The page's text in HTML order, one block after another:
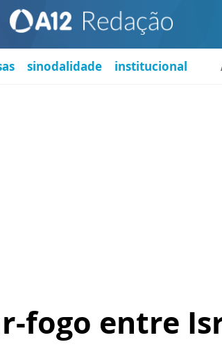
sinodalidade institucional
fogo entre